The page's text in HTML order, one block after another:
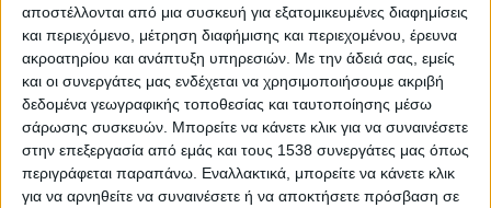
αποστέλλονται από μια συσκευή για εξατομικευμένες διαφημίσεις
και περιεχόμενο, μέτρηση διαφήμισης και περιεχομένου, έρευνα
ακροατηρίου και ανάπτυξη υπηρεσιών. Με την άδειά σας, εμείς
και οι συνεργάτες μας ενδέχεται να χρησιμοποιήσουμε ακριβή
δεδομένα γεωγραφικής τοποθεσίας και ταυτοποίησης μέσω
σάρωσης συσκευών. Μπορείτε να κάνετε κλικ για να συναινέσετε
στην επεξεργασία από εμάς και τους 1538 συνεργάτες μας όπως
περιγράφεται παραπάνω. Εναλλακτικά, μπορείτε να κάνετε κλικ
για να αρνηθείτε να συναινέσετε ή να αποκτήσετε πρόσβαση σε
Πέντε λόγοι για να μην «κατεβάζετε» πειρατικά
παιχνίδια, σύμφωνα με την ESET